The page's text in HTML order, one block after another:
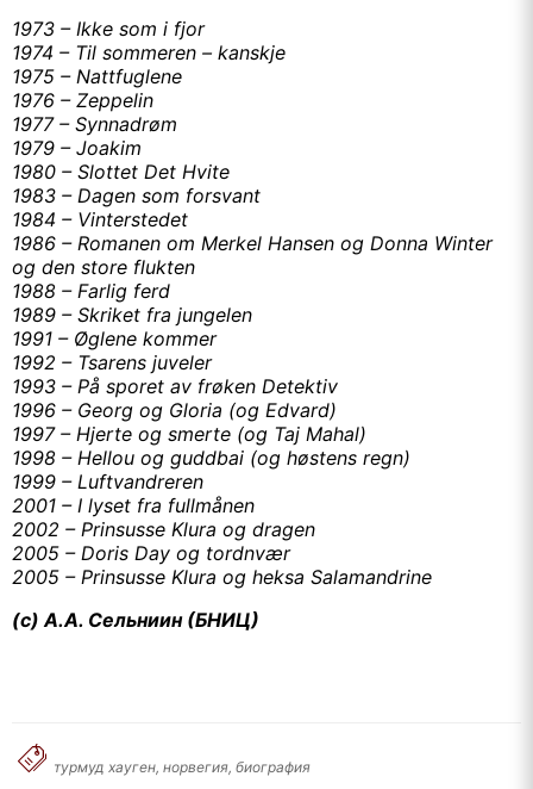
1973 – Ikke som i fjor
1974 – Til sommeren – kanskje
1975 – Nattfuglene
1976 – Zeppelin
1977 – Synnadrøm
1979 – Joakim
1980 – Slottet Det Hvite
1983 – Dagen som forsvant
1984 – Vinterstedet
1986 – Romanen om Merkel Hansen og Donna Winter
og den store flukten
1988 – Farlig ferd
1989 – Skriket fra jungelen
1991 – Øglene kommer
1992 – Tsarens juveler
1993 – På sporet av frøken Detektiv
1996 – Georg og Gloria (og Edvard)
1997 – Hjerte og smerte (og Taj Mahal)
1998 – Hellou og guddbai (og høstens regn)
1999 – Luftvandreren
2001 – I lyset fra fullmånen
2002 – Prinsusse Klura og dragen
2005 – Doris Day og tordnvær
2005 – Prinsusse Klura og heksa Salamandrine
(c) А.А. Сельниин (БНИЦ)
турмуд хауген, норвегия, биография